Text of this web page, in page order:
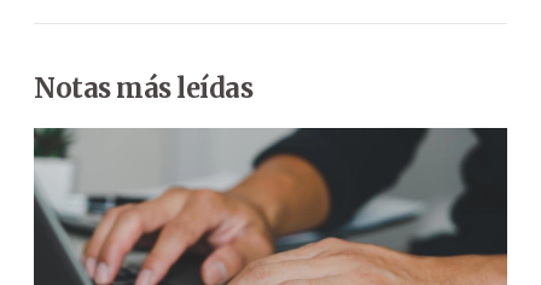
Notas más leídas